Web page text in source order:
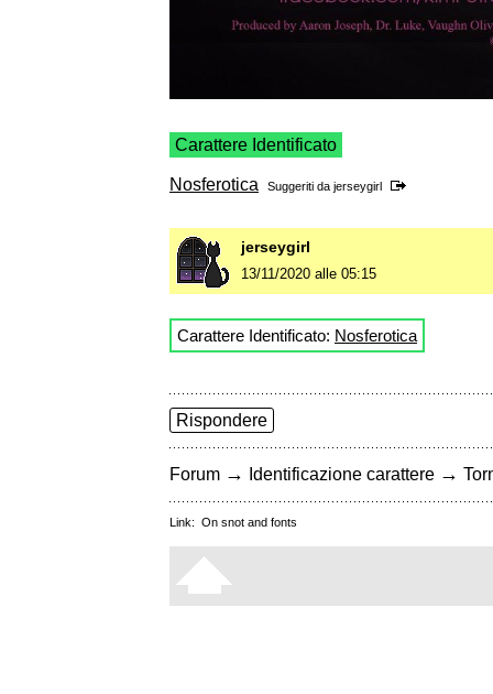
Carattere Identificato
Nosferotica Suggeriti da jerseygirl
jerseygirl
13/11/2020 alle 05:15
Carattere Identificato: Nosferotica
Rispondere
Forum → Identificazione carattere →
Link: On snot and fonts